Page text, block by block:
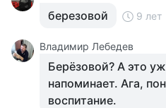
березовой 9 лет
Владимир Лебедев
Берёзовой? А это
напоминает. Ага,
воспитание.